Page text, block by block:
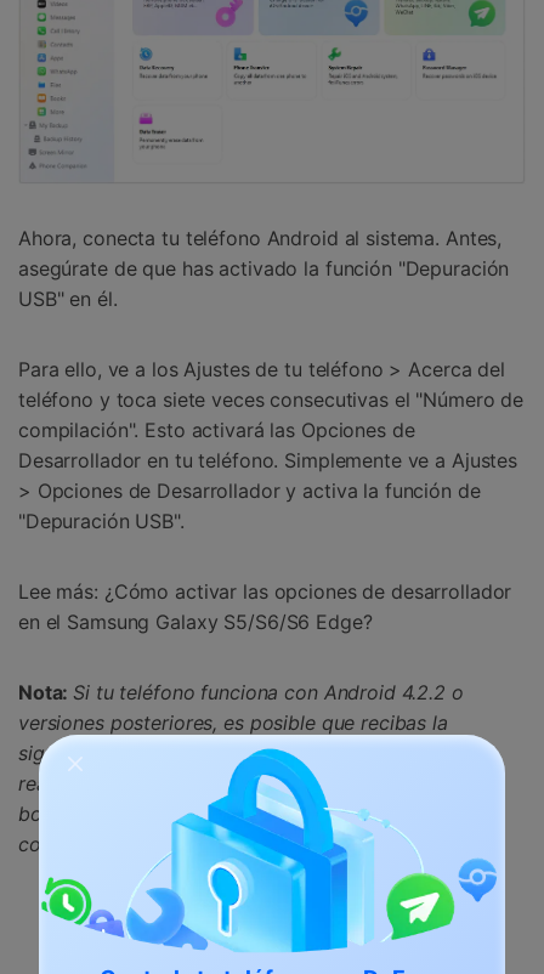
Ahora, conecta tu teléfono Android al sistema. Antes,
asegúrate de que has activado la función "Depuración
USB" en él.
Para ello, ve a los Ajustes de tu teléfono > Acerca del
teléfono y toca siete veces consecutivas el "Número de
compilación". Esto activará las Opciones de
Desarrollador en tu teléfono. Simplemente ve a Ajustes
> Opciones de Desarrollador y activa la función de
"Depuración USB".
Lee más: ¿Cómo activar las opciones de desarrollador
en el Samsung Galaxy S5/S6/S6 Edge?
Nota:Si tu teléfono funciona con Android 4.2.2 o
versiones posteriores, es posible que recibas la
siguiente ventana emergente sobre el permiso para
realizar la Depuración USB. Sólo tienes que pulsar el
botón "Aceptar" para proceder y establecer una
conexión segura entre ambos dispositivos.